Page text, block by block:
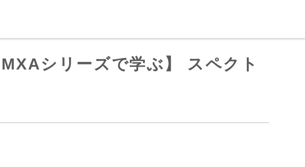
シリーズで学ぶ】 スペクト